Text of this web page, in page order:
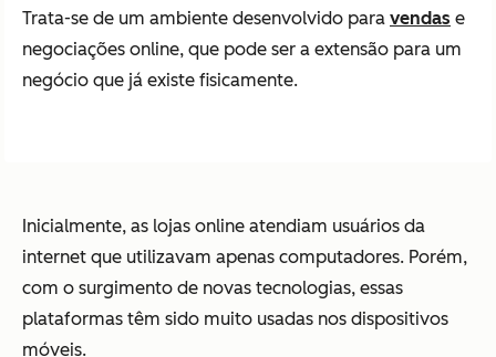
Trata-se de um ambiente desenvolvido para vendas e
negociações online, que pode ser a extensão para um
negócio que já existe fisicamente.
Inicialmente, as lojas online atendiam usuários da
internet que utilizavam apenas computadores. Porém,
com o surgimento de novas tecnologias, essas
plataformas têm sido muito usadas nos dispositivos
móveis.